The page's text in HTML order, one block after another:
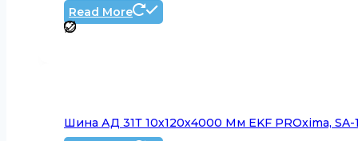
Read More
Шина АД 31Т 10х120х4000 Мм EKF PROxima, SA-